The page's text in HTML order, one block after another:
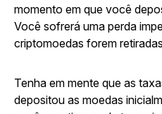
momento em que você
Você sofrerá uma perda
criptomoedas forem
Tenha em mente que as
depositou as moedas